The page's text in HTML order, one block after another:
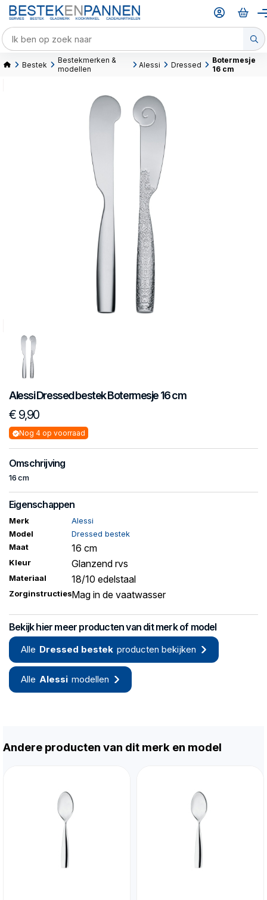
Bestek
Bestekmerken &
modellen
Alessi Dressed
Botermesje
16 cm
AlessiDressed bestekBotermesje 16 cm
€ 9,90
Nog 4 op voorraad
Omschrijving
16 cm
Eigenschappen
Merk
Alessi
Model
Dressed bestek
Maat
16 cm
Kleur Glanzend rvs
Materiaal 18/10 edelstaal
ZorginstructiesMag in de vaatwasser
Bekijk hier meer producten van dit merk of model
Alle Dressed bestek producten bekijken
Alle Alessi modellen
Andere producten van dit merk en model